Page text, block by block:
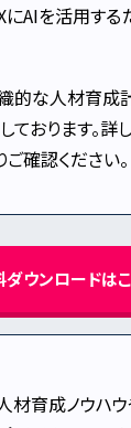
にAIを活用す
的な人材育
ております。詳
確認ください。
ダウンロードは
材育成ノウハ